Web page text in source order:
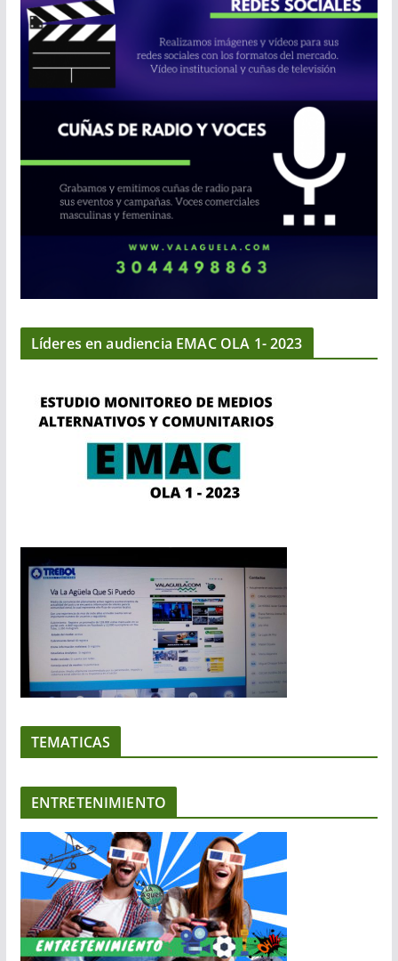
Líderes en audiencia EMAC OLA 1- 2023
TEMATICAS
ENTRETENIMIENTO